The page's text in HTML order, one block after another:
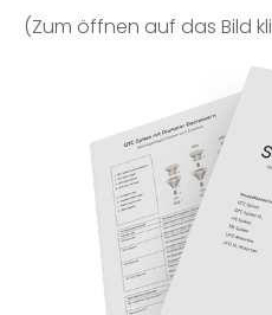
(Zum öffnen auf das Bild